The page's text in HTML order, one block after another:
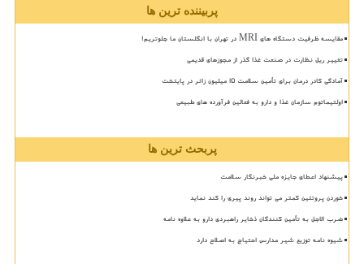
پربیننده ترین ها
مقایسه ظرفیت دستگاه های MRI در تهران با انگلستان ما جلوتریم!
تغییر ریل نظارت در صنعت غذا گذر از مجوزهای قدیمی
آمادگی کادر درمان برای تأمین سلامت 15 میلیون زائر در پایتخت
اولتیماتوم سازمان غذا و دارو به فعالین فرآورده های طبیعی
پربحث ترین ها
پیشنهاد اعطای جایزه ملی خبرنگار سلامت
خوردن پروتئین کمتر می تواند روند پیری را کند نماید
ضرب الاجل به تأمین کنندگان ذخایر راهبردی دارو به علاوه نامه
شیوه نامه توزیع شیر مدارس احتیاج به اصلاح دارد